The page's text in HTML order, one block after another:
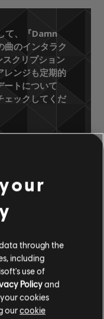
て、『Damn
のインタラク
クリプション
レンジも定期的
ートについて
ェックしてくだ
ト（A～Z）
Speak the
ンジ
through the
including
use of
Policyand
your cookies
ourcookie